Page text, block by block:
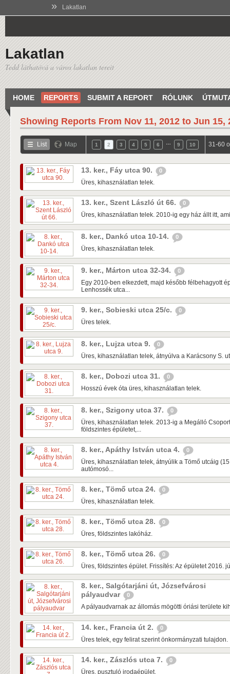
» Lakatlan
Lakatlan
Tedd láthatóvá a város lakatlan tereit
HOME REPORTS SUBMIT A REPORT RÓLUNK
Showing Reports From Nov 11, 2012 to Jun 15,
List Map 1 2 3 4 5 6 9 10 31-60
13. ker., Fáy utca 90. 0
Üres, kihasználatlan telek.
13. ker., Szent László út 66. 0
Üres, kihasználatlan telek. 2010-ig egy ház állt itt,
8. ker., Dankó utca 10-14. 0
Üres, kihasználatlan telek.
9. ker., Márton utca 32-34. 0
Egy 2010-ben elkezdett, majd később félbehagyott
Lenhossék utca...
9. ker., Sobieski utca 25/c. 0
Üres telek.
8. ker., Lujza utca 9. 0
Üres, kihasználatlan telek, átnyúlva a Karácsony S.
8. ker., Dobozi utca 31. 0
Hosszú évek óta üres, kihasználatlan telek.
8. ker., Szigony utca 37. 0
Üres, kihasználatlan telek. 2013-ig a Megálló
földszintes épületet,...
8. ker., Apáthy István utca 4. 0
Üres, kihasználatlan telek, átnyúlik a Tömő utcáig
autómosó...
8. ker., Tömő utca 24. 0
Üres, kihasználatlan telek.
8. ker., Tömő utca 28. 0
Üres, földszintes lakóház.
8. ker., Tömő utca 26. 0
Üres, földszintes épület. Frissítés: Az épületet 2016.
8. ker., Salgótarjáni út, Józsefvárosi
pályaudvar
0
A pályaudvarnak az állomás mögötti óriási területe
14. ker., Francia út 2. 0
Üres telek, egy felirat szerint önkormányzati tulajdon.
14. ker., Zászlós utca 7. 0
Üres, pusztuló irodaépület.